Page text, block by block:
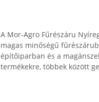
A Mor-Agro Fűrészáru
magas minőségű
építőiparban és a
termékekre, többek között